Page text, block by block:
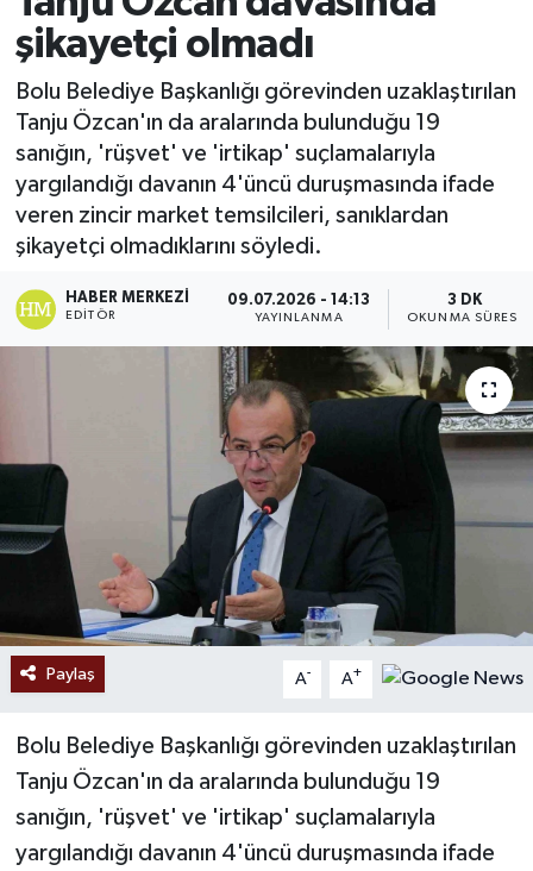
şikayetçi olmadı
Bolu Belediye Başkanlığı görevinden uzaklaştırılan
Tanju Özcan'ın da aralarında bulunduğu 19
sanığın, 'rüşvet' ve 'irtikap' suçlamalarıyla
yargılandığı davanın 4'üncü duruşmasında ifade
veren zincir market temsilcileri, sanıklardan
şikayetçi olmadıklarını söyledi.
HABER MERKEZI
EDITÖR
09.07.2026 - 14:13
YAYINLANMA
3 DK
OKUNMA SÜRESI
Paylaş A- A+
Bolu Belediye Başkanlığı görevinden uzaklaştırılan
Tanju Özcan'ın da aralarında bulunduğu 19
sanığın, 'rüşvet' ve 'irtikap' suçlamalarıyla
yargılandığı davanın 4'üncü duruşmasında ifade
Ekonomi
Sağlık
Tokat Haber